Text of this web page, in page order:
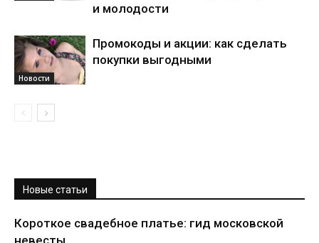
и молодости
Новости
Промокоды и акции: как сделать
покупки выгодными
Новые статьи
Короткое свадебное платье: гид московской
невесты